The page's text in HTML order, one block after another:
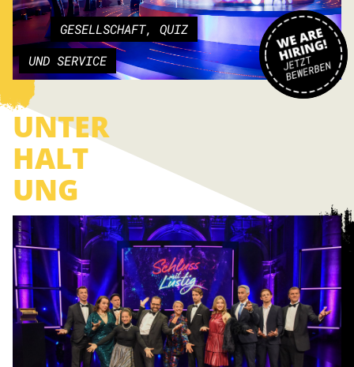
GESELLSCHAFT, QUIZ
UND SERVICE
UNTER
HALT
UNG